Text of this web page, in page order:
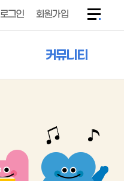
커뮤니티
로그인 회원가입